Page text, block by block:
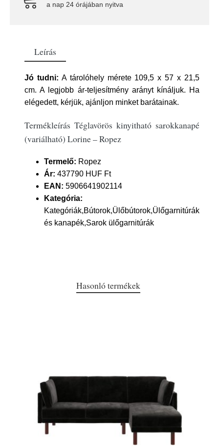
a nap 24 órájában nyitva
Leírás
Jó tudni: A tárolóhely mérete 109,5 x 57 x 21,5
cm. A legjobb ár-teljesítmény arányt kínáljuk. Ha
elégedett, kérjük, ajánljon minket barátainak.
Termékleírás Téglavörös kinyitható sarokkanapé
(variálható) Lorine – Ropez
Termelő: Ropez
Ár: 437790 HUF Ft
EAN: 5906641902114
Kategória:
Kategóriák,Bútorok,Ülőbútorok,Ülőgarnitúrák
és kanapék,Sarok ülőgarnitúrák
Hasonló termékek